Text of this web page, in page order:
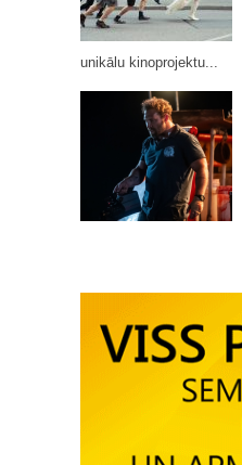
unikālu kinoprojektu...